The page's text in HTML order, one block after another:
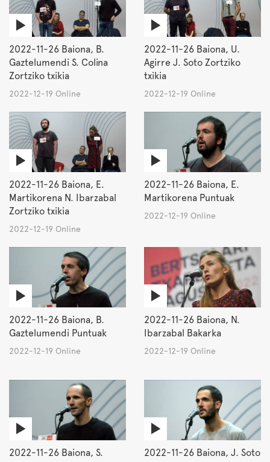
2022-11-26 Baiona, B.
Gaztelumendi S. Colina
Zortziko txikia
2022-12-19 Online
2022-11-26 Baiona, U.
Agirre J. Soto Zortziko
txikia
2022-12-19 Online
2022-11-26 Baiona, E.
Martikorena N. Ibarzabal
Zortziko txikia
2022-12-19 Online
2022-11-26 Baiona, E.
Martikorena Puntuak
2022-12-19 Online
2022-11-26 Baiona, B.
Gaztelumendi Puntuak
2022-12-19 Online
2022-11-26 Baiona, N.
Ibarzabal Bakarka
2022-12-19 Online
2022-11-26 Baiona, S.
2022-11-26 Baiona, J. Soto